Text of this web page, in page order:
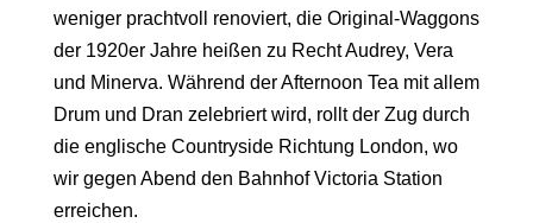
weniger prachtvoll renoviert, die Original-Waggons
der 1920er Jahre heißen zu Recht Audrey, Vera
und Minerva. Während der Afternoon Tea mit allem
Drum und Dran zelebriert wird, rollt der Zug durch
die englische Countryside Richtung London, wo
wir gegen Abend den BahnhofVictoria Station
erreichen.